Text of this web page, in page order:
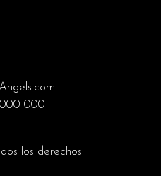
000
los derechos